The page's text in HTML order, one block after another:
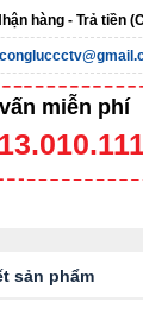
hàng - Trả tiền
miễn phí
sản phẩm